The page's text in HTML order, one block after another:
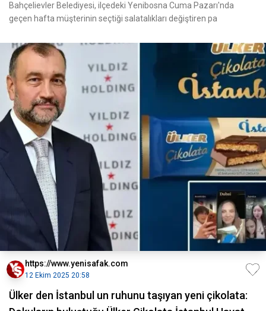
Bahçelievler Belediyesi, ilçedeki Yenibosna Cuma Pazarı'nda
geçen hafta müşterinin seçtiği salatalıkları değiştiren pa
https://www.yenisafak.com
12 Ekim 2025 20:58
Ülker den İstanbul un ruhunu taşıyan yeni çikolata: